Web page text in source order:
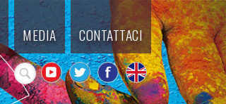
MEDIA CONTATTACI